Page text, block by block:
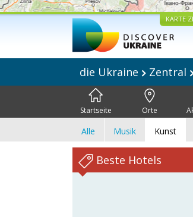
KARTE
die Ukraine Zentral
Startseite Orte
Alle Musik Kunst
Beste Hotels